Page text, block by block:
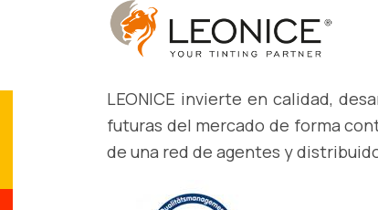
LEONICE invierte en calidad,
futuras del mercado de forma
de una red de agentes y